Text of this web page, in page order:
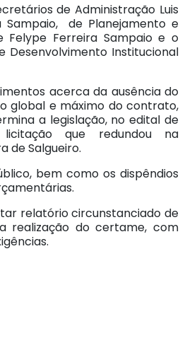
de Administração Luis
Sampaio, de Planejamento e
Felype Ferreira Sampaio e o
Desenvolvimento Institucional
acerca da ausência do
global e máximo do contrato,
a legislação, no edital de
que redundou na
de Salgueiro.
bem como os dispêndios
relatório circunstanciado de
realização do certame, com